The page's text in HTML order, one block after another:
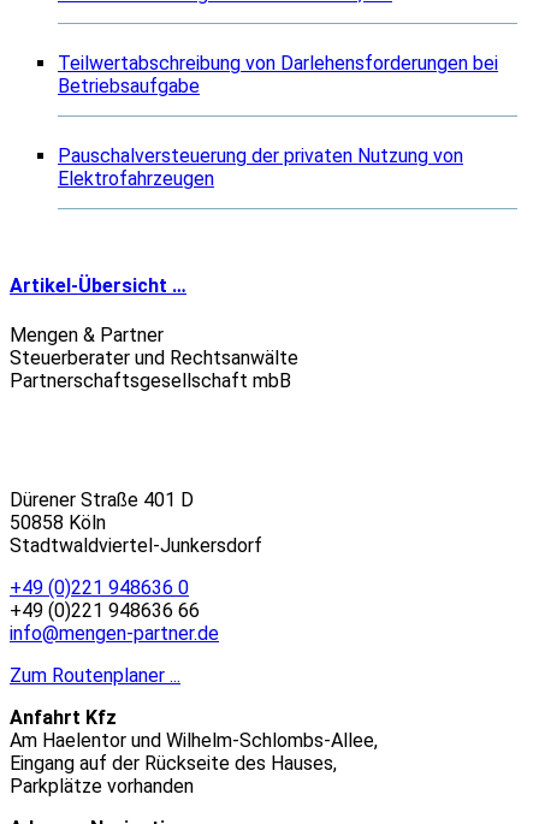
Teilwertabschreibung von Darlehensforderungen bei
Betriebsaufgabe
Pauschalversteuerung der privaten Nutzung von
Elektrofahrzeugen
Artikel-Übersicht …
Mengen & Partner
Steuerberater und Rechtsanwälte
Partnerschaftsgesellschaft mbB
Dürener Straße 401 D
50858 Köln
Stadtwaldviertel-Junkersdorf
+49 (0)221 948636 0
+49 (0)221 948636 66
info@mengen-partner.de
Zum Routenplaner ...
Anfahrt Kfz
Am Haelentor und Wilhelm-Schlombs-Allee,
Eingang auf der Rückseite des Hauses,
Parkplätze vorhanden